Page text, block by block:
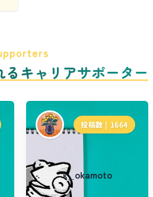
キャリアサポーター
投稿数 | 1664
k_okamoto